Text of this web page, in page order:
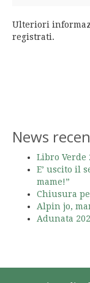
Ulteriori
registrati.
News
Libro Verde
E’ uscito il
mame!”
Chiusura
Alpin jo,
Adunata